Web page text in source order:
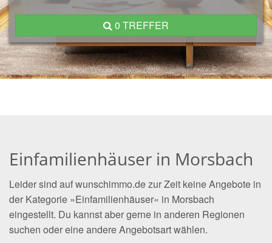
0 TREFFER
Einfamilienhäuser in Morsbach
Leider sind auf wunschimmo.de zur Zeit keine Angebote in
der Kategorie »Einfamilienhäuser« in Morsbach
eingestellt. Du kannst aber gerne in anderen Regionen
suchen oder eine andere Angebotsart wählen.